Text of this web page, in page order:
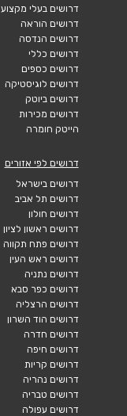
דרושים בעלי מקצוע
דרושים הוראה
דרושים הנדסה
דרושים כללי
דרושים כספים
דרושים לוגיסטיקה
דרושים ביוטק
דרושים מכירות
הייטק חומרה
דרושים לפי אזורים
דרושים בישראל
דרושים תל אביב
דרושים חולון
דרושים ראשון לציון
דרושים פתח תקווה
דרושים ראש העין
דרושים נתניה
דרושים כפר סבא
דרושים הרצליה
דרושים הוד השרון
דרושים חדרה
דרושים חיפה
דרושים קריות
דרושים נהריה
דרושים טבריה
דרושים עפולה